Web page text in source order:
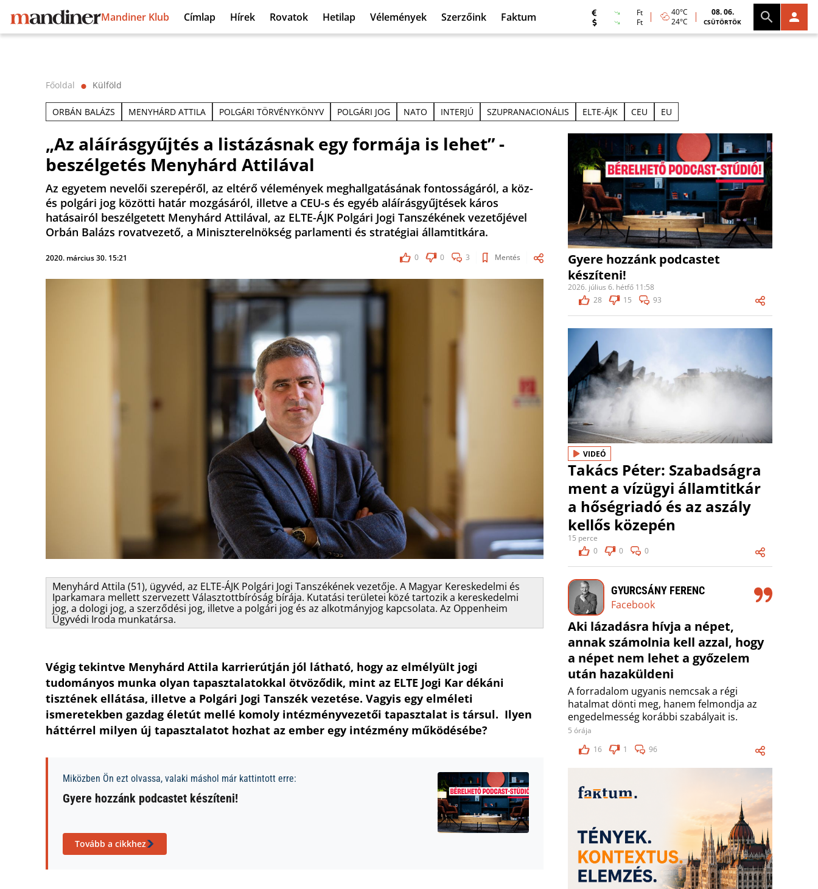
Mandiner Klub Címlap Hírek Rovatok Hetilap Vélemények Szerzőink Faktum
Ft
Ft
40°C
24°C
08. 06.
CSÜTÖRTÖK
Főoldal ⬤ Külföld
ORBÁN BALÁZS MENYHÁRD ATTILA POLGÁRI TÖRVÉNYKÖNYV POLGÁRI JOG NATO INTERJÚ SZUPRANACIONÁLIS ELTE-ÁJK CEU EU
„Az aláírásgyűjtés a listázásnak egy formája is lehet” -
beszélgetés Menyhárd Attilával
Az egyetem nevelői szerepéről, az eltérő vélemények meghallgatásának fontosságáról, a köz-
és polgári jog közötti határ mozgásáról, illetve a CEU-s és egyéb aláírásgyűjtések káros
hatásairól beszélgetett Menyhárd Attilával, az ELTE-ÁJK Polgári Jogi Tanszékének vezetőjével
Orbán Balázs rovatvezető, a Miniszterelnökség parlamenti és stratégiai államtitkára.
2020. március 30. 15:21 0 0 3 Mentés
Menyhárd Attila (51), ügyvéd, az ELTE-ÁJK Polgári Jogi Tanszékének vezetője. A Magyar Kereskedelmi és
Iparkamara mellett szervezett Választottbíróság bírája. Kutatási területei közé tartozik a kereskedelmi
jog, a dologi jog, a szerződési jog, illetve a polgári jog és az alkotmányjog kapcsolata. Az Oppenheim
Ügyvédi Iroda munkatársa.
Végig tekintve Menyhárd Attila karrierútján jól látható, hogy az elmélyült jogi
tudományos munka olyan tapasztalatokkal ötvöződik, mint az ELTE Jogi Kar dékáni
tisztének ellátása, illetve a Polgári Jogi Tanszék vezetése. Vagyis egy elméleti
ismeretekben gazdag életút mellé komoly intézményvezetői tapasztalat is társul. Ilyen
háttérrel milyen új tapasztalatot hozhat az ember egy intézmény működésébe?
Miközben Ön ezt olvassa, valaki máshol már kattintott erre:
Gyere hozzánk podcastet készíteni!
Tovább a cikkhez
Gyere hozzánk podcastet
készíteni!
2026. július 6. hétfő 11:58
28
15 93
VIDEÓ
Takács Péter: Szabadságra
ment a vízügyi államtitkár
a hőségriadó és az aszály
kellős közepén
15 perce
0
0 0
GYURCSÁNY FERENC
Facebook
Aki lázadásra hívja a népet,
annak számolnia kell azzal, hogy
a népet nem lehet a győzelem
után hazaküldeni
A forradalom ugyanis nemcsak a régi
hatalmat dönti meg, hanem felmondja az
engedelmesség korábbi szabályait is.
5 órája
16
1 96